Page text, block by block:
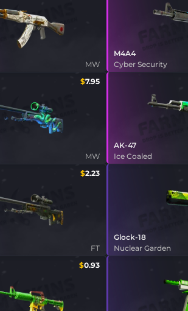
MW
M4A4
Cyber Security
$7.95
MW
AK-47
Ice Coaled
$2.23
FT
Glock-18
Nuclear Garden
$0.93